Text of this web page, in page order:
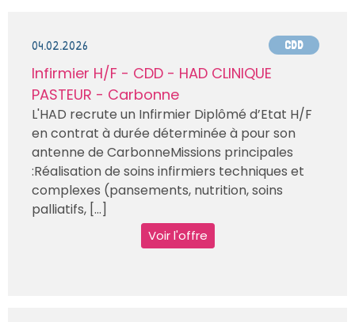
04.02.2026 CDD
Infirmier H/F - CDD - HAD CLINIQUE
PASTEUR - Carbonne
L'HAD recrute un Infirmier Diplômé d’Etat H/F
en contrat à durée déterminée à pour son
antenne de CarbonneMissions principales
:Réalisation de soins infirmiers techniques et
complexes (pansements, nutrition, soins
palliatifs, [...]
Voir l'offre